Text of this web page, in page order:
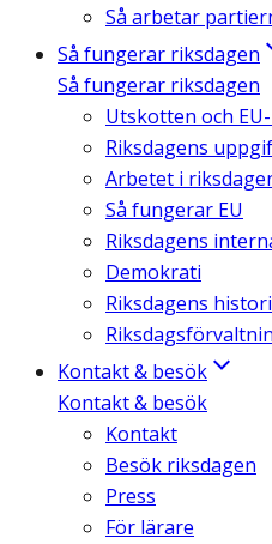
Så arbetar
Så fungerar riksdagen
Så fungerar riksdagen
Utskotten och
Riksdagens
Arbetet i
Så fungerar EU
Riksdagens
Demokrati
Riksdagens
Kontakt & besök
Kontakt & besök
Kontakt
Besök riksdagen
Press
För lärare